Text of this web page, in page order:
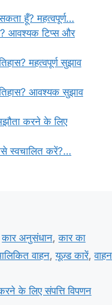
हूँ? महत्वपूर्ण…
आवश्यक टिप्स और
महत्वपूर्ण सुझाव
आवश्यक सुझाव
करने के लिए
स्वचालित करें?…
कार अनुसंधान,कार का
वाहन,यूज़्ड कारें,वाहन
के लिए संपत्ति विपणन